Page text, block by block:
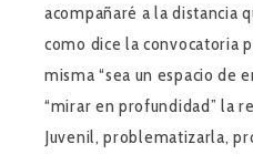
acompañaré a la distancia
como dice la convocatoria
misma “sea un espacio de
“mirar en profundidad” la
Juvenil, problematizarla,